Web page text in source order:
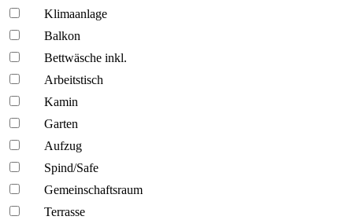
Klima­anlage
Balkon
Bettwäsche inkl.
Arbeitstisch
Kamin
Garten
Aufzug
Spind/Safe
Gemeinschafts­raum
Terrasse